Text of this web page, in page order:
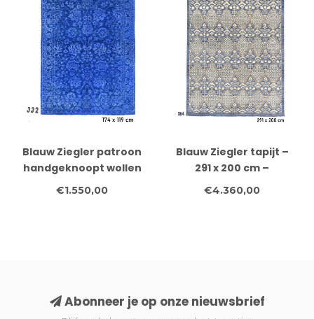
Blauw Ziegler patroon
handgeknoopt wollen
vloerkleed – 174 x 119 cm
€1.550,00
Blauw Ziegler tapijt –
291 x 200 cm –
Handgeknoopt wollen
vloerkleed
€4.360,00
Abonneer je op onze nieuwsbrief